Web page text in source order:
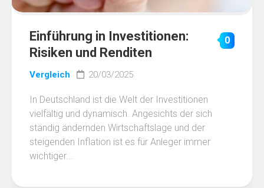
Einführung in Investitionen:
Risiken und Renditen
0
Vergleich 20/03/2025
In Deutschland ist die Welt der Investitionen
vielfältig und dynamisch. Angesichts der sich
ständig ändernden Wirtschaftslage und der
steigenden Inflation ist es für Anleger immer
wichtiger...